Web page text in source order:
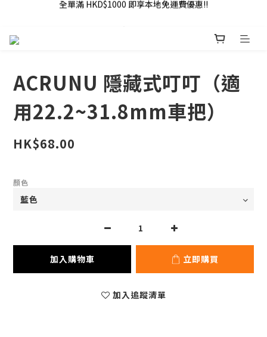
ACRUNU 隱藏式叮叮（適
用22.2~31.8mm車把）
HK$68.00
顏色
加入購物車 立即購買
加入追蹤清單